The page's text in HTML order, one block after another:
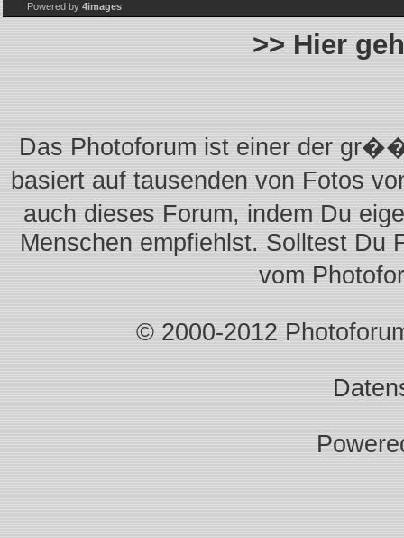
Powered by 4images
>> Hier
Das Photoforum ist einer der
basiert auf tausenden von Fotos
auch dieses Forum, indem Du
Menschen empfiehlst. Solltest Du
vom
© 2000-2012